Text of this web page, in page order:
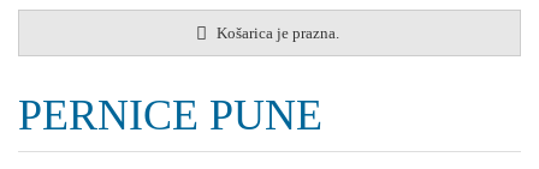
Košarica je prazna.
PERNICE PUNE